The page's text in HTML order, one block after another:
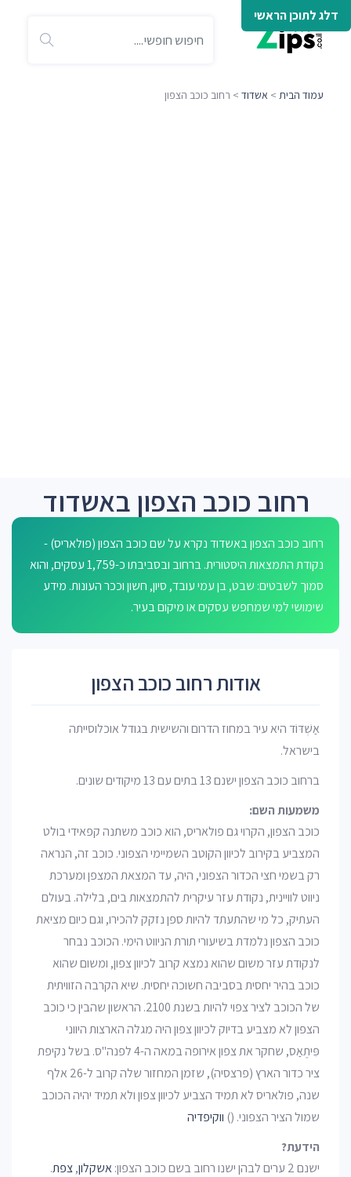
דלג לתוכן הראשי
עמוד הבית > אשדוד > רחוב כוכב הצפון
רחוב כוכב הצפון באשדוד
רחוב כוכב הצפון באשדוד נקרא על שם כוכב הצפון (פולאריס) -
נקודת התמצאות היסטורית. ברחוב ובסביבתו כ-1,759 עסקים, והוא
סמוך לשבטים: שבט, בן עמי עובד, סיון, חשון וככר העונות. מידע
שימושי למי שמחפש עסקים או מיקום בעיר.
אודות רחוב כוכב הצפון
אַשְׁדּוֹד היא עיר במחוז הדרום והשישית בגודל אוכלוסייתה
בישראל.
ברחוב כוכב הצפון ישנם 13 בתים עם 13 מיקודים שונים.
משמעות השם:
כוכב הצפון, הקרוי גם פולאריס, הוא כוכב משתנה קפאידי בולט
המצביע בקירוב לכיוון הקוטב השמיימי הצפוני. כוכב זה, הנראה
רק בשמי חצי הכדור הצפוני, היה, עד המצאת המצפן ומערכת
ניווט לוויינית, נקודת עזר עיקרית להתמצאות בים, בלילה. בעולם
העתיק, כל מי שהתעתד להיות ספן נזקק להכירו, וגם כיום מציאת
כוכב הצפון נלמדת בשיעורי תורת הניווט הימי. הכוכב נבחר
לנקודת עזר משום שהוא נמצא קרוב לכיוון צפון, ומשום שהוא
כוכב בהיר יחסית בסביבה חשוכה יחסית. שיא הקרבה הזוויתית
של הכוכב לציר צפוי להיות בשנת 2100. הראשון שהבין כי כוכב
הצפון לא מצביע בדיוק לכיוון צפון היה מגלה הארצות היווני
פִּיתֶאַס, שחקר את צפון אירופה במאה ה-4 לפנה"ס. בשל נקיפת
ציר כדור הארץ (פרצסיה), שזמן המחזור שלה קרוב ל-26 אלף
שנה, פולאריס לא תמיד הצביע לכיוון צפון ולא תמיד יהיה הכוכב
שמול הציר הצפוני. () ווקיפדיה
הידעת?
ישנם 2 ערים לבהן ישנו רחוב בשם כוכב הצפון:
אשקלון,צפת.